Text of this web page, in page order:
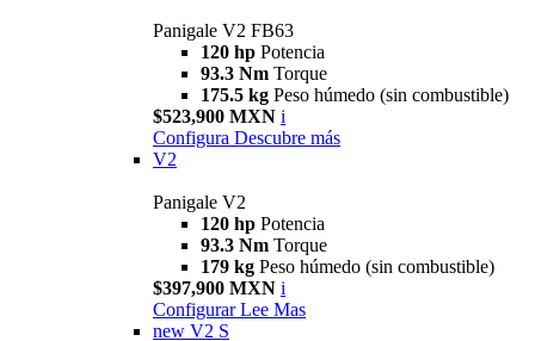
Panigale V2 FB63
120 hp Potencia
93.3 Nm Torque
175.5 kg Peso húmedo (sin combustible)
$523,900 MXN i
Configura Descubre más
V2
Panigale V2
120 hp Potencia
93.3 Nm Torque
179 kg Peso húmedo (sin combustible)
$397,900 MXN i
Configurar Lee Mas
new V2 S